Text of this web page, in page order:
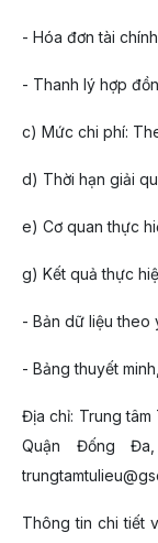
- Hóa đơn tài
- Thanh lý hợp
c) Mức chi phí:
d) Thời hạn giải
e) Cơ quan thực
g) Kết quả thực
- Bản dữ liệu theo
- Bảng thuyết
Địa chỉ: Trung tâm
Quận Đống Đa,
Thông tin chi tiết